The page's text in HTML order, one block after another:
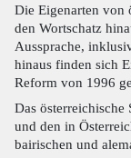
Die Eigenarten von
den Wortschatz
Aussprache,
hinaus finden sich
Reform von 1996
Das österreichische
und den in
bairischen und